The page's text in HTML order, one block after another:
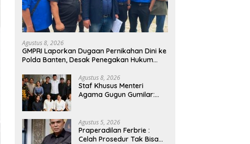
Agustus 8, 2026
GMPRI Laporkan Dugaan Pernikahan Dini ke
Polda Banten, Desak Penegakan Hukum
Agustus 8, 2026
Staf Khusus Menteri
Agama Gugun Gumilar:
Agustus 5, 2026
Praperadilan Ferbrie :
Celah Prosedur Tak Bisa